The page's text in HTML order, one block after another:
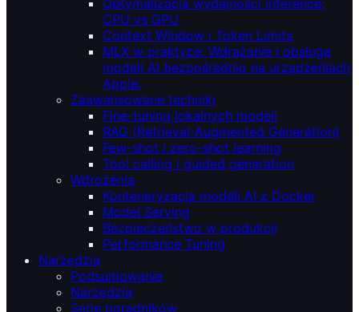
Optymalizacja wydajności inference:
CPU vs GPU
Context Window i Token Limits
MLX w praktyce: Wdrażanie i obsługa
modeli AI bezpośrednio na urządzeniach
Apple.
Zaawansowane techniki
Fine-tuning lokalnych modeli
RAG (Retrieval‑Augmented Generation)
Few-shot i zero-shot learning
Tool calling i guided generation
Wdrożenia
Konteneryzacja modeli AI z Docker
Model Serving
Bezpieczeństwo w produkcji
Performance Tuning
Narzędzia
Podsumowanie
Narzędzia
Serie poradników